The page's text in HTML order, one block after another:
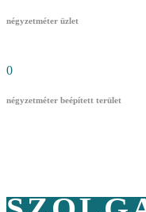
négyzetméter üzlet
0
négyzetméter beépített terület